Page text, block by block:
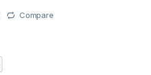
Compare